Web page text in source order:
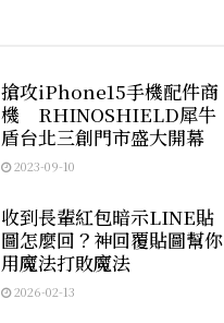
搶攻iPhone15手機配件商
機 RHINOSHIELD犀牛
盾台北三創門市盛大開幕
2023-09-10
收到長輩紅包暗示LINE貼
圖怎麼回？神回覆貼圖幫你
用魔法打敗魔法
2026-02-13